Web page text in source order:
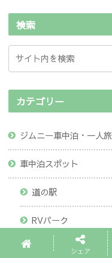
検索
カテゴリー
ジムニー車中泊・一人旅
車中泊スポット
道の駅
RVパーク
グッズレビューシェア